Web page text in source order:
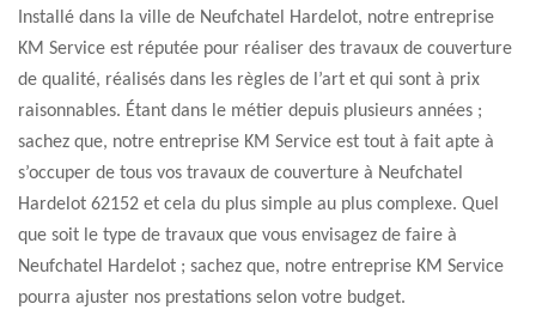
Installé dans la ville de Neufchatel Hardelot, notre entreprise
KM Service est réputée pour réaliser des travaux de couverture
de qualité, réalisés dans les règles de l’art et qui sont à prix
raisonnables. Étant dans le métier depuis plusieurs années ;
sachez que, notre entreprise KM Service est tout à fait apte à
s’occuper de tous vos travaux de couverture à Neufchatel
Hardelot 62152 et cela du plus simple au plus complexe. Quel
que soit le type de travaux que vous envisagez de faire à
Neufchatel Hardelot ; sachez que, notre entreprise KM Service
pourra ajuster nos prestations selon votre budget.